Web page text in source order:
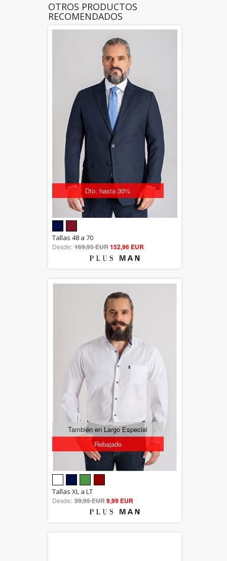
OTROS PRODUCTOS
RECOMENDADOS
Dto. hasta 30%
out of 5
Tallas 48 a 70
Desde: 169,95 EUR152,96 EUR
Rebajado
También en Largo Especial
out of 5
Tallas XL a LT
Desde: 39,95 EUR9,99 EUR